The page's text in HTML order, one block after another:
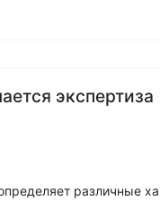
экспертиза
различные